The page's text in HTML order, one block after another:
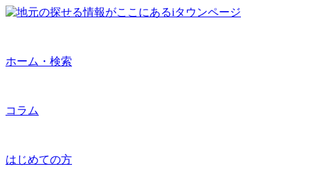
ホーム・検索
コラム
はじめての方